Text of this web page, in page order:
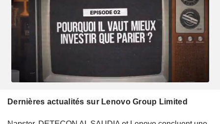
Dernières actualités sur Lenovo Group Limited